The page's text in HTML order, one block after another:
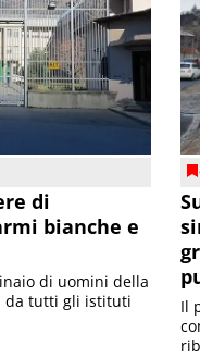
di
bianche e
di uomini della
da tutti gli istituti
Il